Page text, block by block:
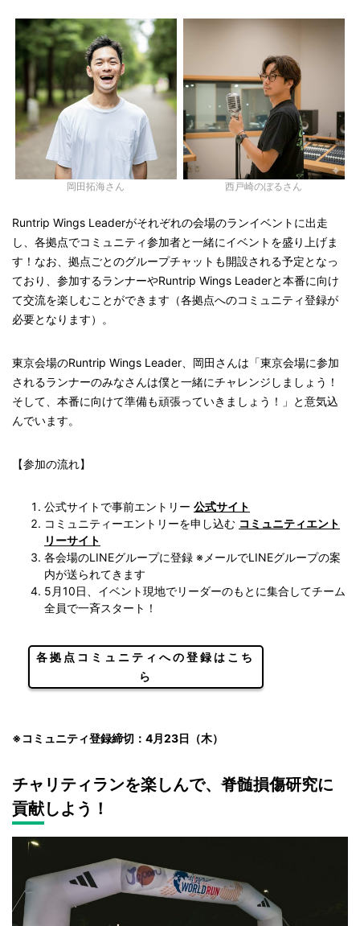
岡田拓海さん 西戸崎のぼるさん
Runtrip Wings Leaderがそれぞれの会場のランイベントに出走
し、各拠点でコミュニティ参加者と一緒にイベントを盛り上げま
す！なお、拠点ごとのグループチャットも開設される予定となっ
ており、参加するランナーやRuntrip Wings Leaderと本番に向け
て交流を楽しむことができます（各拠点へのコミュニティ登録が
必要となります）。
東京会場のRuntrip Wings Leader、岡田さんは「東京会場に参加
されるランナーのみなさんは僕と一緒にチャレンジしましょう！
そして、本番に向けて準備も頑張っていきましょう！」と意気込
んでいます。
【参加の流れ】
公式サイトで事前エントリー 公式サイト
コミュニティーエントリーを申し込む コミュニティエント
リーサイト
各会場のLINEグループに登録 ※メールでLINEグループの案
内が送られてきます
5月10日、イベント現地でリーダーのもとに集合してチーム
全員で一斉スタート！
各拠点コミュニティへの登録はこち
ら
※コミュニティ登録締切：4月23日（木）
チャリティランを楽しんで、脊髄損傷研究に
貢献しよう！